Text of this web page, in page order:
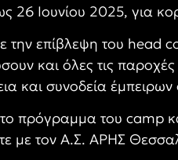
26 Ιουνίου 2025, για
την επίβλεψη του head
και όλες τις
και συνοδεία έμπειρων
πρόγραμμα του camp
με τον Α.Σ. ΑΡΗΣ